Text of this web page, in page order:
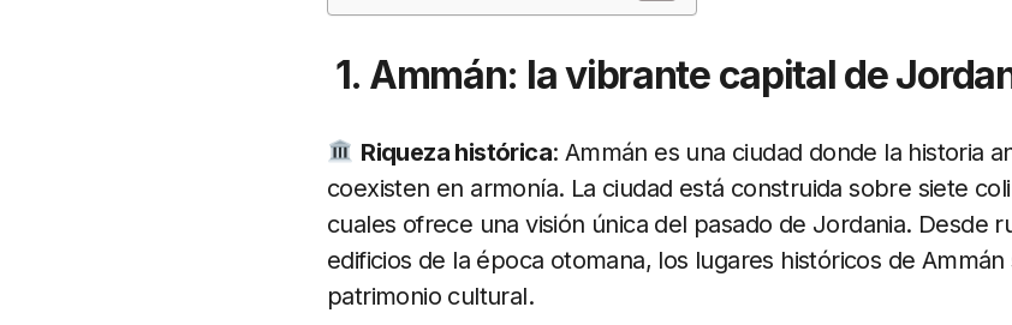
1. Ammán: la vibrante capital de
Riqueza histórica: Ammán es una ciudad donde la historia
coexisten en armonía. La ciudad está construida sobre siete
cuales ofrece una visión única del pasado de Jordania. Desde
edificios de la época otomana, los lugares históricos de
patrimonio cultural.